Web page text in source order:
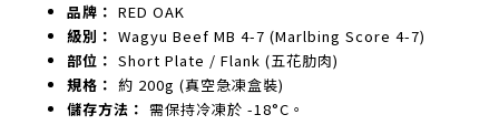
品牌： RED OAK
級別： Wagyu Beef MB 4-7 (Marlbing Score 4-7)
部位： Short Plate / Flank (五花肋肉)
規格： 約 200g (真空急凍盒裝)
儲存方法： 需保持冷凍於 -18°C。